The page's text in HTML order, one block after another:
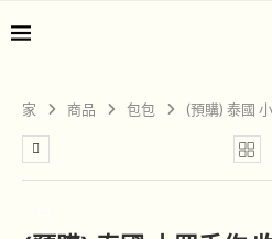
家 商品 包包 (預購) 泰國